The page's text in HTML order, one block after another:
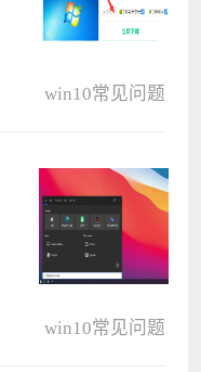
win10常见问题
win10常见问题